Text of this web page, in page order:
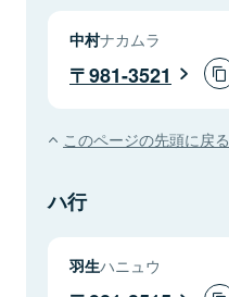
中村ナカムラ
981-3521
このページの先頭に戻る
ハ行
羽生ハニュウ